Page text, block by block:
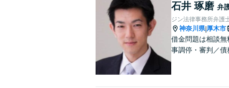
石井 琢磨 弁
ジン法律事務所弁護
神奈川県|厚木市
借金問題は相談
事調停・審判／